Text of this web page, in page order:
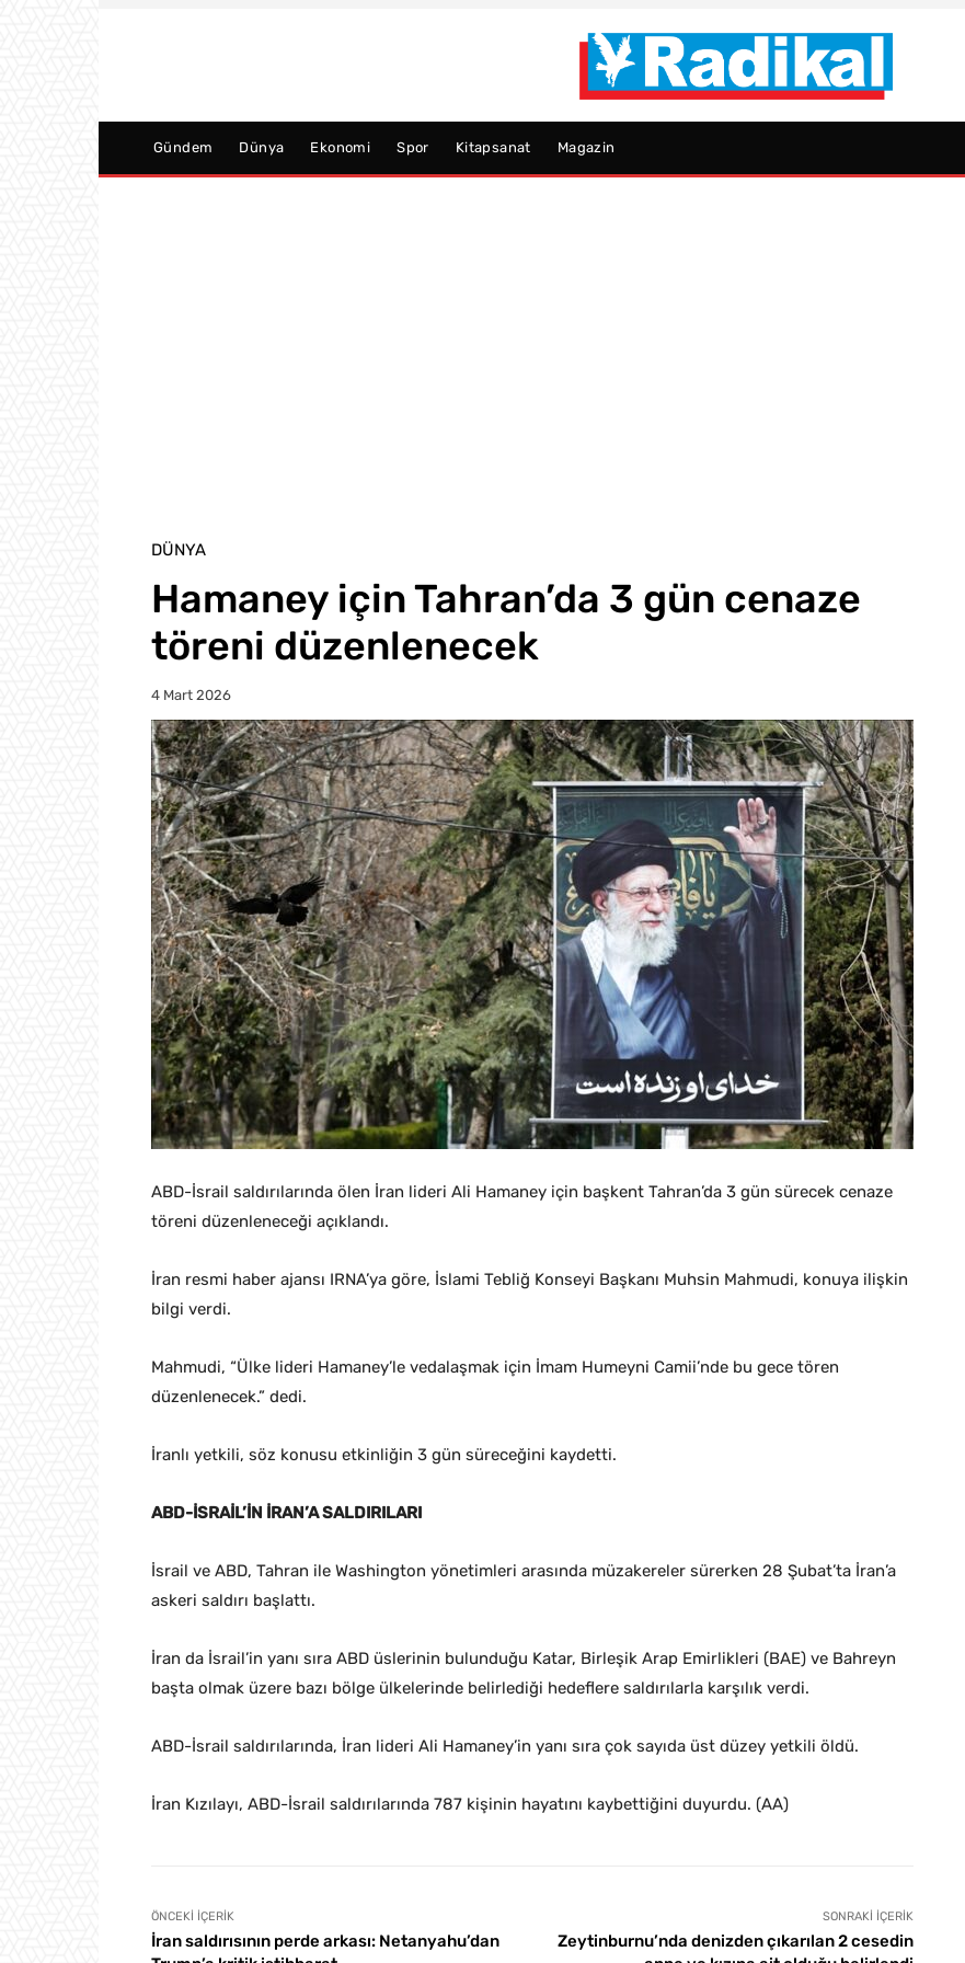
Gündem Dünya Ekonomi Spor Kitapsanat Magazin
DÜNYA
Hamaney için Tahran’da 3 gün cenaze
töreni düzenlenecek
4 Mart 2026
ABD-İsrail saldırılarında ölen İran lideri Ali Hamaney için başkent Tahran’da 3 gün sürecek cenaze
töreni düzenleneceği açıklandı.
İran resmi haber ajansı IRNA’ya göre, İslami Tebliğ Konseyi Başkanı Muhsin Mahmudi, konuya ilişkin
bilgi verdi.
Mahmudi, “Ülke lideri Hamaney’le vedalaşmak için İmam Humeyni Camii’nde bu gece tören
düzenlenecek.” dedi.
İranlı yetkili, söz konusu etkinliğin 3 gün süreceğini kaydetti.
ABD-İSRAİL’İN İRAN’A SALDIRILARI
İsrail ve ABD, Tahran ile Washington yönetimleri arasında müzakereler sürerken 28 Şubat’ta İran’a
askeri saldırı başlattı.
İran da İsrail’in yanı sıra ABD üslerinin bulunduğu Katar, Birleşik Arap Emirlikleri (BAE) ve Bahreyn
başta olmak üzere bazı bölge ülkelerinde belirlediği hedeflere saldırılarla karşılık verdi.
ABD-İsrail saldırılarında, İran lideri Ali Hamaney’in yanı sıra çok sayıda üst düzey yetkili öldü.
İran Kızılayı, ABD-İsrail saldırılarında 787 kişinin hayatını kaybettiğini duyurdu. (AA)
ÖNCEKI İÇERIK
İran saldırısının perde arkası: Netanyahu’dan
SONRAKI İÇERIK
Zeytinburnu’nda denizden çıkarılan 2 cesedin